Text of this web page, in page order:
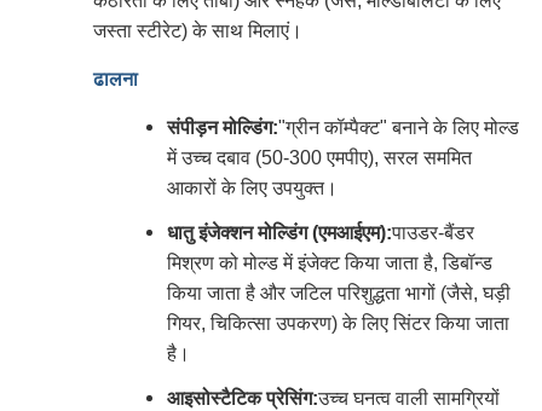
जस्ता स्टीरेट) के साथ मिलाएं।
ढालना
संपीड़न मोल्डिंग:"ग्रीन कॉम्पैक्ट" बनाने के लिए मोल्ड
में उच्च दबाव (50-300 एमपीए), सरल सममित
आकारों के लिए उपयुक्त।
धातु इंजेक्शन मोल्डिंग (एमआईएम):पाउडर-बैंडर
मिश्रण को मोल्ड में इंजेक्ट किया जाता है, डिबॉन्ड
किया जाता है और जटिल परिशुद्धता भागों (जैसे, घड़ी
गियर, चिकित्सा उपकरण) के लिए सिंटर किया जाता
है।
आइसोस्टैटिक प्रेसिंग:उच्च घनत्व वाली सामग्रियों